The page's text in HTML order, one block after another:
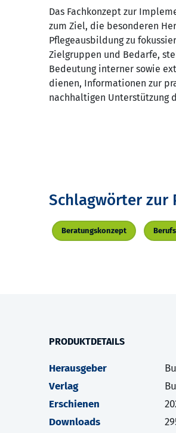
Das Fachkonzept zur
zum Ziel, die besonderen
Pflegeausbildung zu
Zielgruppen und Bedarfe,
Bedeutung interner sowie
dienen, Informationen zur
nachhaltigen Unterstützung
Schlagwörter zur
Beratungskonzept
PRODUKTDETAILS
Herausgeber
Verlag
Erschienen
Downloads